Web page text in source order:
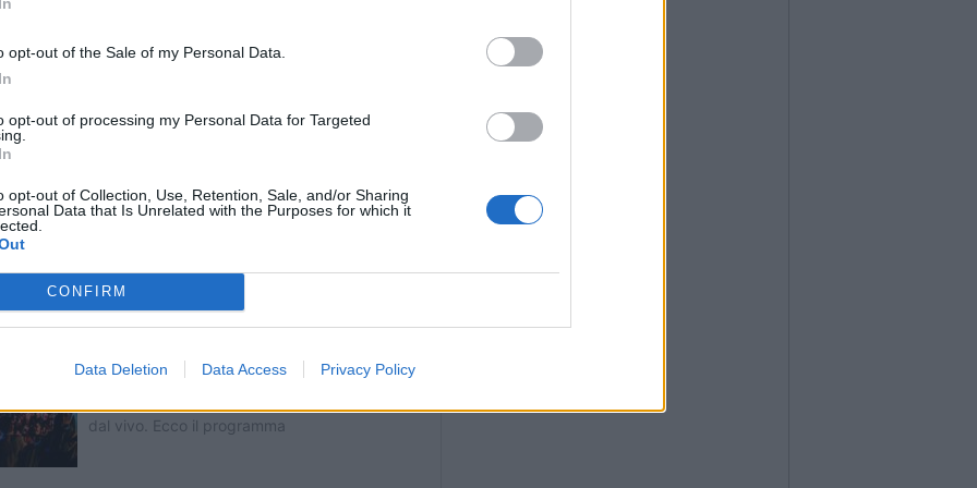
opt-out of the Sale of my Personal Data.
opt-out of processing my Personal Data for Targeted
opt-out of Collection, Use, Retention, Sale, and/or Sharing
Data that Is Unrelated with the Purposes for which it
CONFIRM
Data Deletion Data Access Privacy Policy
dell’area del Rugby Sound dovranno
in bicchieri di carta e di plastica.
riguarda le attività di
nell’area compresa fra le
vie per
corso Magenta, via Ratti, via Verri,
Toselli, via Strobino ed entro la linea di
San Vittore Olona e Canegrate.